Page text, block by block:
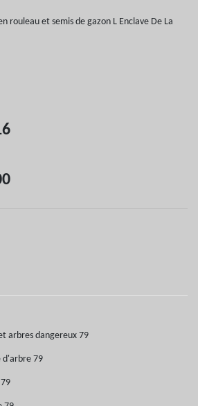
rouleau et semis de gazon L Enclave De La
arbres dangereux 79
d'arbre 79